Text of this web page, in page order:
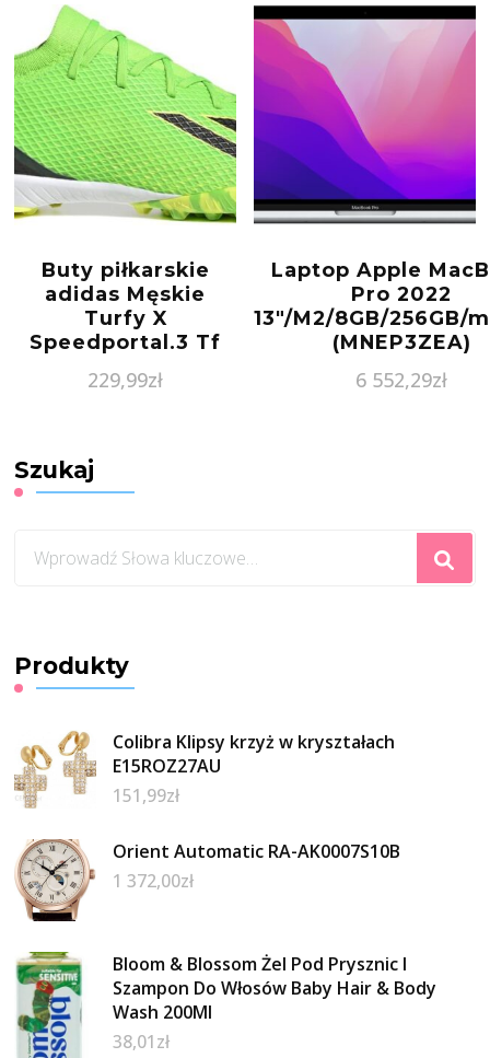
Buty piłkarskie
adidas Męskie
Turfy X
Speedportal.3 Tf
Gw8484 Zielony
229,99zł
Laptop Apple
Pro 2022
13″/M2/8GB/256GB/
(MNEP3ZEA)
6 552,29zł
Szukaj
czegoś?
Produkty
Colibra Klipsy krzyż w kryształach
E15ROZ27AU
151,99zł
Orient Automatic RA-AK0007S10B
1 372,00zł
Bloom & Blossom Żel Pod Prysznic I
Szampon Do Włosów Baby Hair & Body
Wash 200Ml
38,01zł